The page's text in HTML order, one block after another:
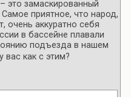
это замаскированный
приятное, что народ,
очень аккуратно себя
в бассейне плавали
подъезда в нашем
вас как с этим?